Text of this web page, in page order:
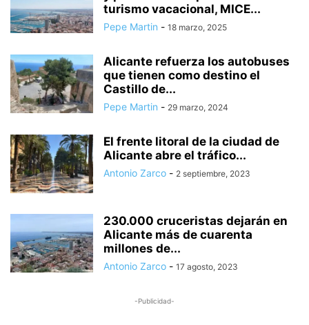
AGRESIÓN A PAREJA HOMOSEXUAL AGRESIÓN SEXUAL
AGRICULTURA
AGRUPACIÓN DE TRÁFICO DE LA GUARDIA CIVIL
AGUA A PRECIOS IMPOSIBLES AGUA DESLADA AGUA EN LA LUNA
AGUAS MANANTIALES AGUAS RESIDUALES
AHORRO DEL AGUA AHORRO ENERGÉTICO ALARMA SOCIAL
turismo vacacional, MICE...
Pepe Martin - 18 marzo, 2025
Alicante refuerza los autobuses
que tienen como destino el
Castillo de...
Pepe Martin - 29 marzo, 2024
El frente litoral de la ciudad de
Alicante abre el tráfico...
Antonio Zarco - 2 septiembre, 2023
230.000 cruceristas dejarán en
Alicante más de cuarenta
millones de...
Antonio Zarco - 17 agosto, 2023
-Publicidad-